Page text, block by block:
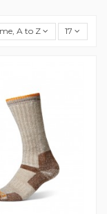
A to Z 17